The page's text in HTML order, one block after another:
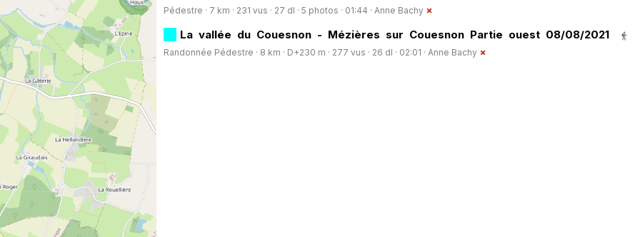
Pédestre · 7 km · 231 vus · 27 dl · 5 photos · 01:44 · Anne Bachy
La vallée du Couesnon - Mézières sur Couesnon Partie ouest 08/08/2021
Randonnée Pédestre · 8 km · D+230 m · 277 vus · 26 dl · 02:01 · Anne Bachy